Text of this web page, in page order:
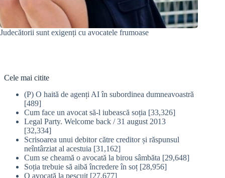
Judecătorii sunt exigenți cu avocatele frumoase
Cele mai citite
(P) O haită de agenți AI în subordinea dumneavoastră
[489]
Cum face un avocat să-l iubească soția [33,326]
Legal Party. Welcome back / 31 august 2013
[32,334]
Scrisoarea unui debitor către creditor și răspunsul
neîntârziat al acestuia [31,162]
Cum se cheamă o avocată la birou sâmbăta [29,648]
Soția trebuie să aibă încredere în soț [28,956]
O avocată la pescuit [27,677]